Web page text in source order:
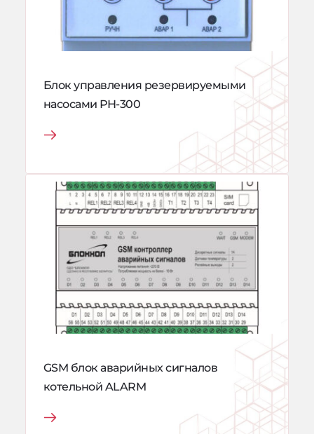
Блок управления резервируемыми
насосами РН-300
GSM блок аварийных сигналов
котельной ALARM